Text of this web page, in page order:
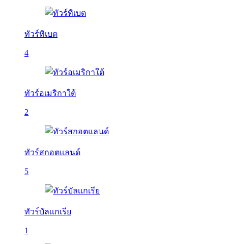
ทัวร์ทิเบต
4
ทัวร์อเมริกาใต้
2
ทัวร์สกอตแลนด์
5
ทัวร์บัลเเกเรีย
1